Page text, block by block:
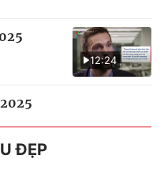
12:24
ĐẸP